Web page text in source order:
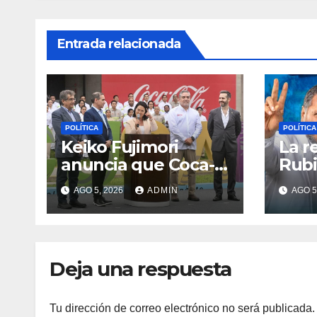
Entrada relacionada
POLÍTICA
Keiko Fujimori
anuncia que Coca-
Cola invertirá
US$1,000 millones
en 5 años
AGO 5, 2026 ADMIN
POLÍTICA
La
deAGO
Deja una respuesta
Tu dirección de correo electrónico no será publicada.